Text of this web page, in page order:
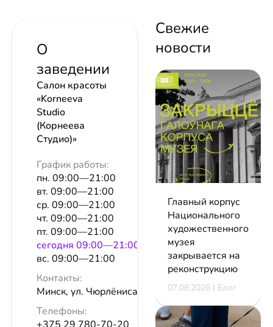
О
заведении
Салон красоты
«Korneeva
Studio
(Корнеева
Студио)»
График работы:
пн. 09:00—21:00
вт. 09:00—21:00
ср. 09:00—21:00
чт. 09:00—21:00
пт. 09:00—21:00
сeгодня 09:00—21:00
вс. 09:00—21:00
Контакты:
Минск, ул. Чюрлёниса, 26
Телефоны:
Свежие
новости
Главный корпус
Национального
художественного
музея
закрывается на
реконструкцию
07.08.2026 | Блог